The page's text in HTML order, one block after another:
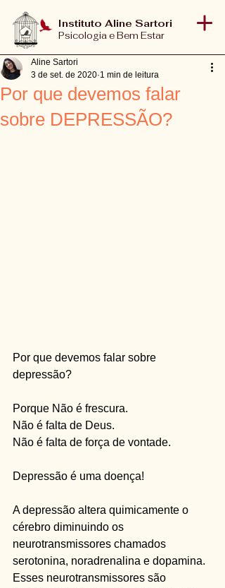
Instituto Aline Sartori
Psicologia e Bem Estar
Por que devemos falar
sobre DEPRESSÃO?
Aline Sartori
3 de set. de 2020 1 min de leitura
Por que devemos falar sobre
depressão?
Porque Não é frescura.
Não é falta de Deus.
Não é falta de força de vontade.
Depressão é uma doença!
A depressão altera quimicamente o
cérebro diminuindo os
neurotransmissores chamados
serotonina, noradrenalina e dopamina.
Esses neurotransmissores são